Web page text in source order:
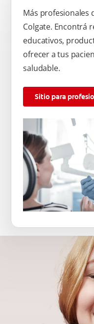
Más profesionales
Colgate. Encontrá
educativos,
ofrecer a tus
saludable.
Sitio para